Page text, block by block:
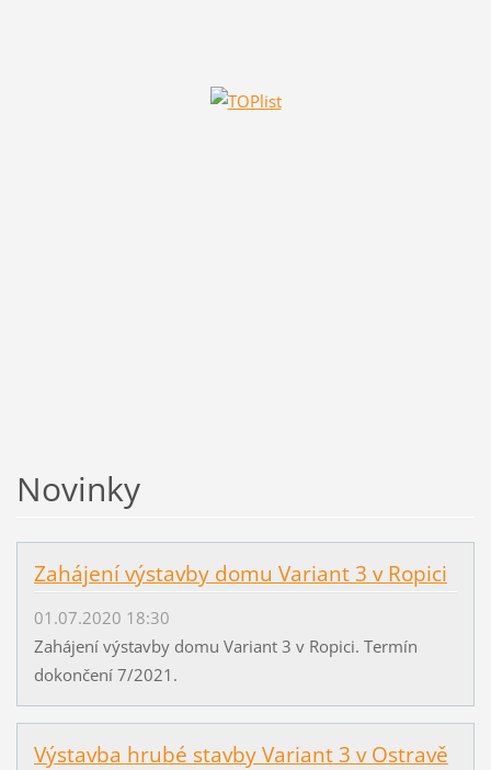
Novinky
Zahájení výstavby domu Variant 3 v Ropici
01.07.2020 18:30
Zahájení výstavby domu Variant 3 v Ropici. Termín
dokončení 7/2021.
Výstavba hrubé stavby Variant 3 v Ostravě